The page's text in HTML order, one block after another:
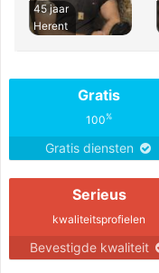
45 jaar
Herent
Gratis
100%
Gratis diensten
Serieus
kwaliteitsprofielen
Bevestigde kwaliteit